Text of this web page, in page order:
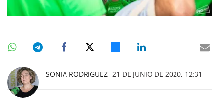
SONIA RODRÍGUEZ 21 DE JUNIO DE 2020, 12:31